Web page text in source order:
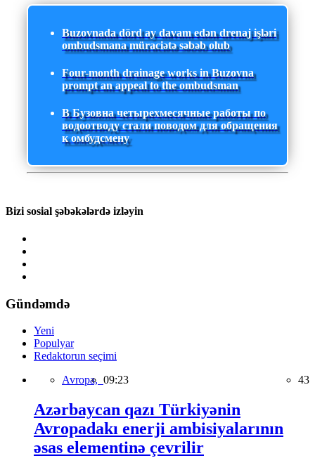
Buzovnada dörd ay davam edən drenaj işləri
ombudsmana müraciətə səbəb olub
Four-month drainage works in Buzovna
prompt an appeal to the ombudsman
В Бузовна четырехмесячные работы по
водоотводу стали поводом для обращения
к омбудсмену
Bizi sosial şəbəkələrdə izləyin
Gündəmdə
Yeni
Populyar
Redaktorun seçimi
Avropa, 09:23 43
Azərbaycan qazı Türkiyənin
Avropadakı enerji ambisiyalarının
əsas elementinə çevrilir